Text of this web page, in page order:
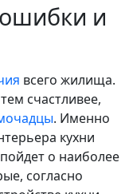
и
всего жилища.
счастливее,
. Именно
кухни
о наиболее
согласно